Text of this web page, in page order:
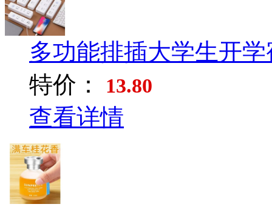
多功能排插大学生开
特价：
13.80
查看详情